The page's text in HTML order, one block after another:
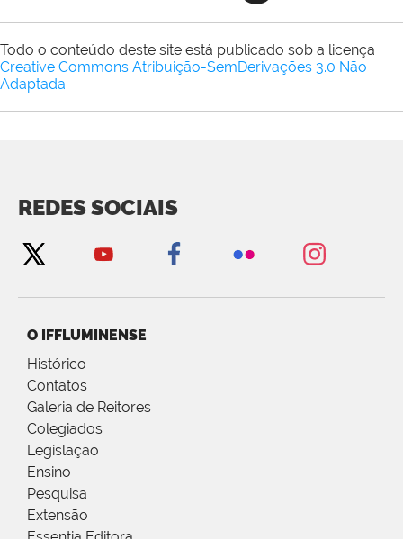
Todo o conteúdo deste site está publicado sob a licença
Creative Commons Atribuição-SemDerivações 3.0 Não
Adaptada.
REDES SOCIAIS
O IFFLUMINENSE
Histórico
Contatos
Galeria de Reitores
Colegiados
Legislação
Ensino
Pesquisa
Extensão